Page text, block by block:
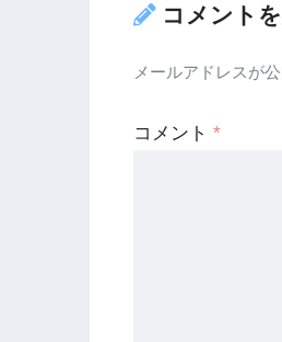
コメント
メールアドレスが
コメント *